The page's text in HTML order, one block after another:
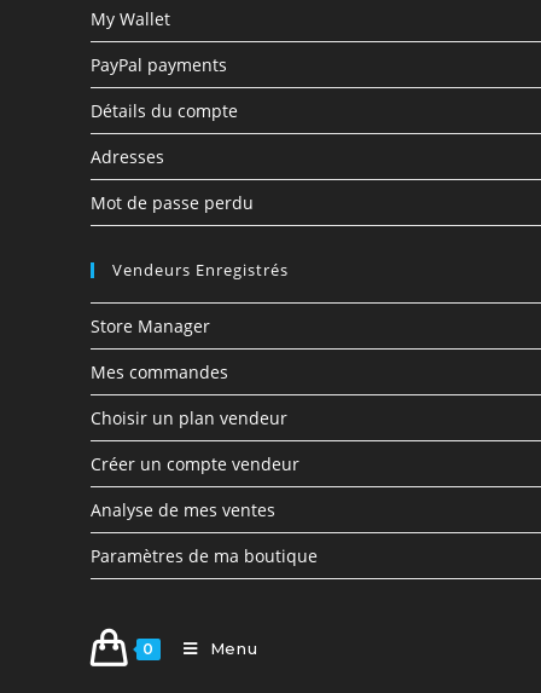
My Wallet
PayPal payments
Détails du compte
Adresses
Mot de passe perdu
Vendeurs Enregistrés
Store Manager
Mes commandes
Choisir un plan vendeur
Créer un compte vendeur
Analyse de mes ventes
Paramètres de ma boutique
0 Menu